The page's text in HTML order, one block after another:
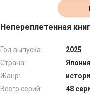
Непереплетенная
Год выпуска:
2025
Страна:
Япония
Жанр:
Всего серий:
48